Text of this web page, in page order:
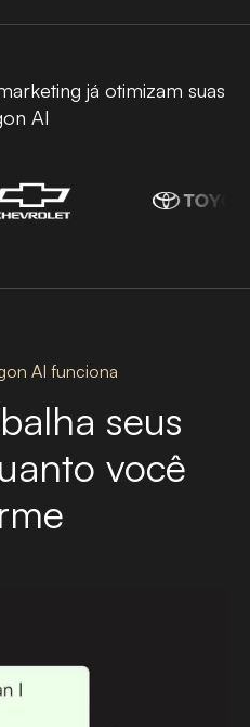
já otimizam suas
AI
AI funciona
seus
você